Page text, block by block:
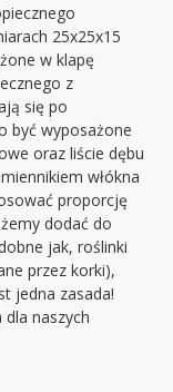
25x25x15
w klapę
z
się po
być wyposażone
oraz liście dębu
włókna
proporcję
dodać do
jak, roślinki
przez korki),
jedna zasada!
naszych